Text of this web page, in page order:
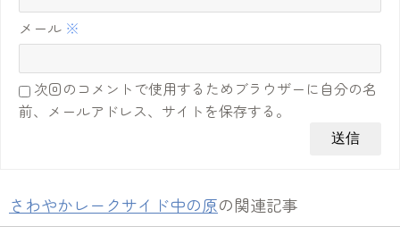
メール ※
次回のコメントで使用するためブラウザーに自分の名
前、メールアドレス、サイトを保存する。
さわやかレークサイド中の原の関連記事